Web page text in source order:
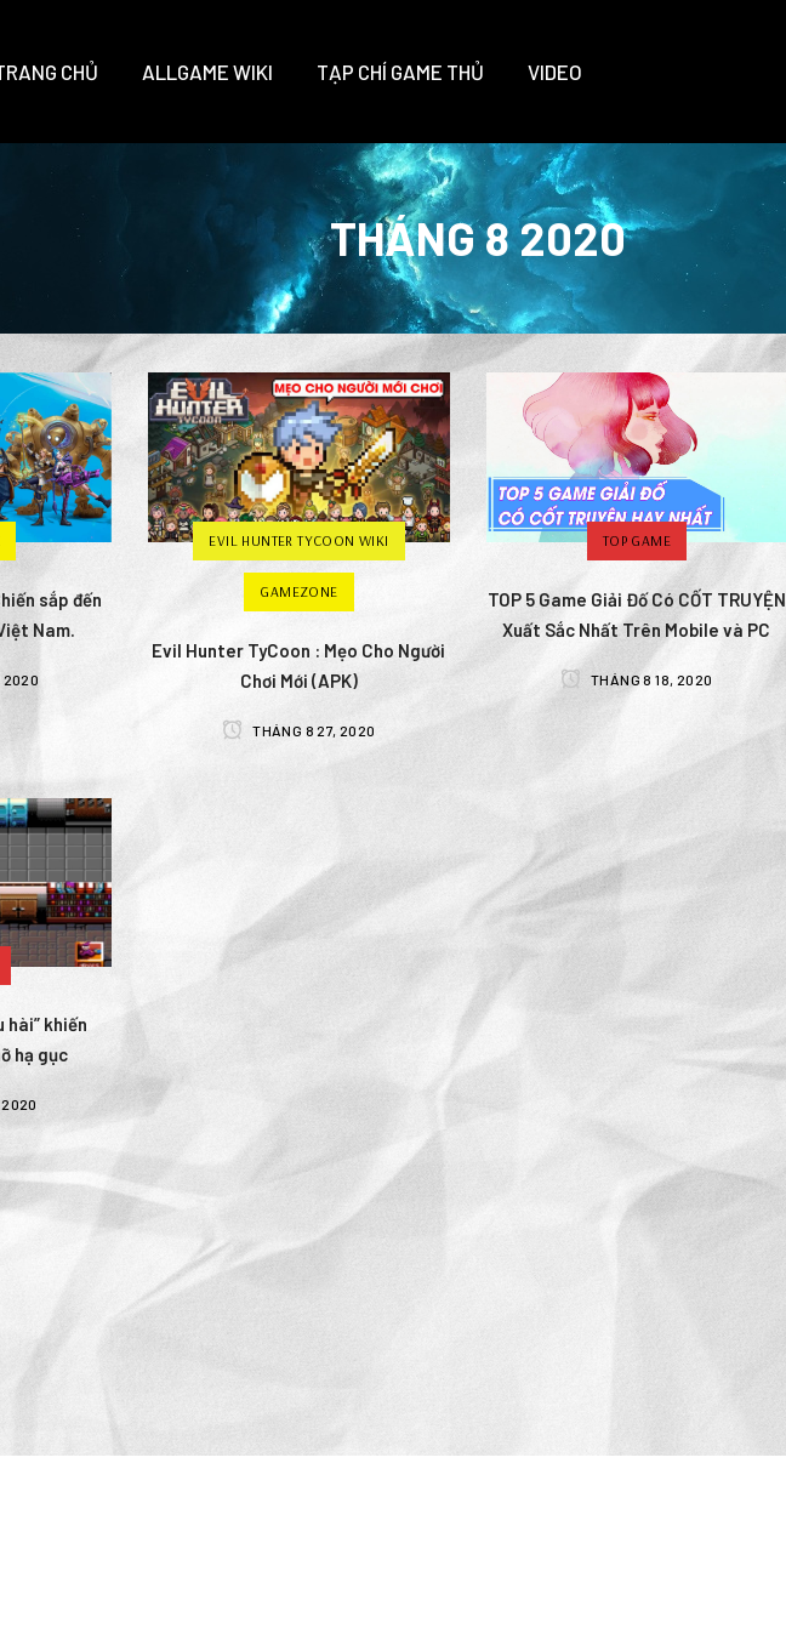
CHỦ ALLGAME WIKI TẠP CHÍ GAME THỦ VIDEO
THÁNG 8 2020
sắp đến
Nam.
2020
EVIL HUNTER TYCOON WIKI
GAMEZONE
Evil Hunter TyCoon : Mẹo Cho Người
Chơi Mới (APK)
THÁNG 8 27, 2020
TOP GAME
TOP 5 Game Giải Đố Có CỐT TRUYỆN
Xuất Sắc Nhất Trên Mobile và PC
THÁNG 8 18, 2020
hài” khiến
hạ gục
2020